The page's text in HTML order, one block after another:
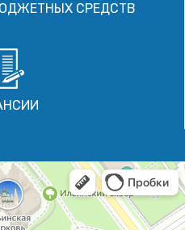
СРЕДСТВ